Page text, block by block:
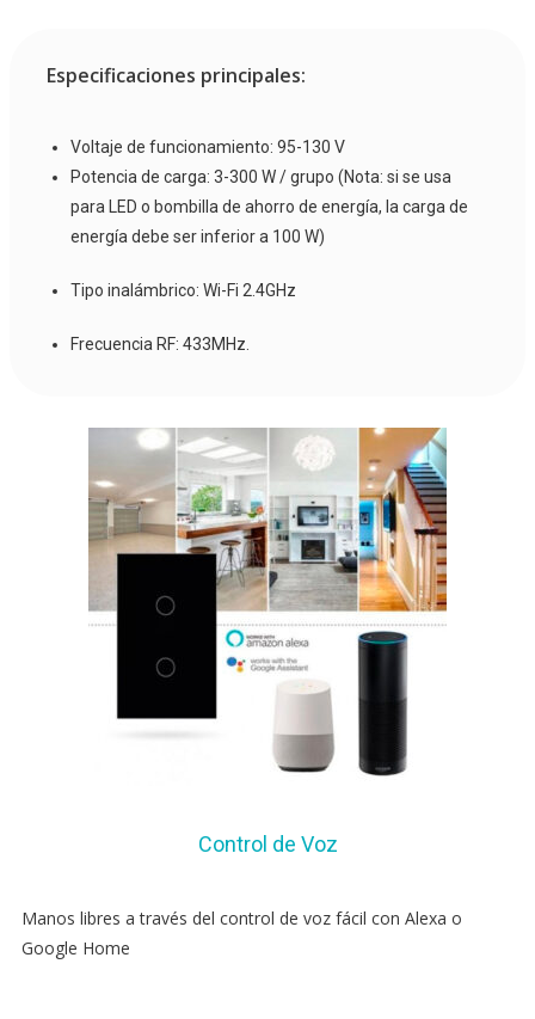
Especificaciones principales:
Voltaje de funcionamiento: 95-130 V
Potencia de carga: 3-300 W / grupo (Nota: si se usa
para LED o bombilla de ahorro de energía, la carga de
energía debe ser inferior a 100 W)
Tipo inalámbrico: Wi-Fi 2.4GHz
Frecuencia RF: 433MHz.
Control de Voz
Manos libres a través del control de voz fácil con Alexa o
Google Home